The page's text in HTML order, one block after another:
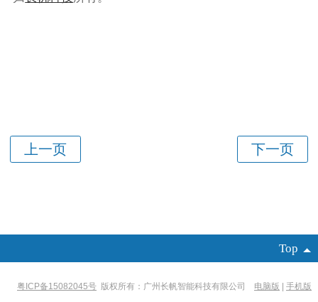
Top
粤ICP备15082045号 版权所有：广州长帆智能科技有限公司 电脑版 | 手机版